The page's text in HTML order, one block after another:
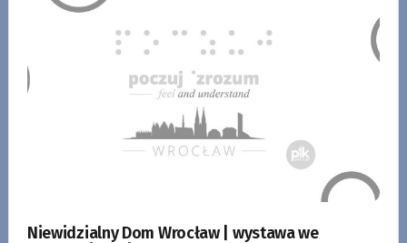
Niewidzialny Dom Wrocław | wystawa we